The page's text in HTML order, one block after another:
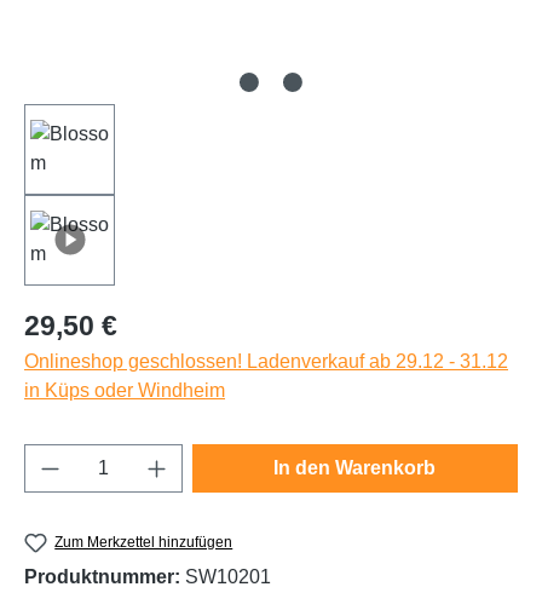
Regulärer Preis:
29,50 €
Onlineshop geschlossen! Ladenverkauf ab 29.12 - 31.12
in Küps oder Windheim
Produkt Anzahl: Gib den gewünschten
In den Warenkorb
Zum Merkzettel hinzufügen
Produktnummer: SW10201